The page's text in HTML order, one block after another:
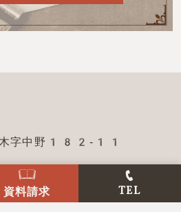
資料請求 TEL
笠木字中野182-11